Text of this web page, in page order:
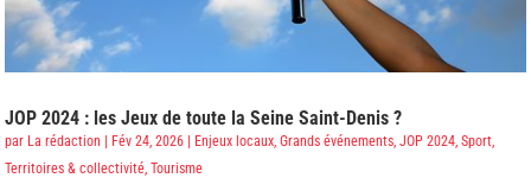
JOP 2024 : les Jeux de toute la Seine Saint-Denis ?
par La rédaction | Fév 24, 2026 | Enjeux locaux ,Grands événements ,JOP 2024 ,Sport
Territoires & collectivité ,Tourisme